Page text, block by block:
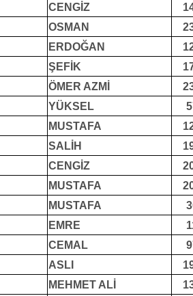
CENGİZ
OSMAN
ERDOĞAN
ŞEFİK
ÖMER AZMİ
YÜKSEL
MUSTAFA
SALİH
CENGİZ
MUSTAFA
MUSTAFA
EMRE
CEMAL
ASLI
MEHMET ALİ